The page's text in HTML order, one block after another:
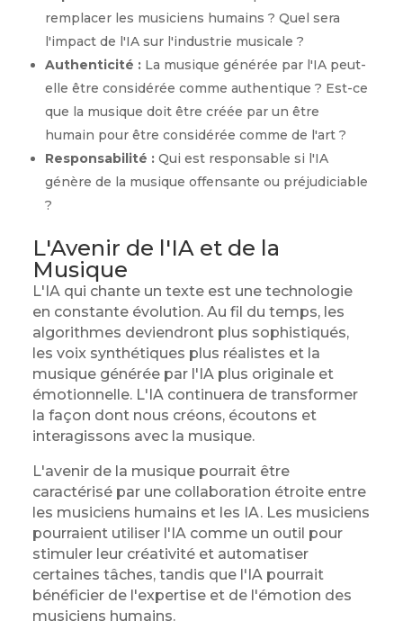
remplacer les musiciens humains ? Quel sera
l'impact de l'IA sur l'industrie musicale ?
Authenticité :La musique générée par l'IA peut-
elle être considérée comme authentique ? Est-ce
que la musique doit être créée par un être
humain pour être considérée comme de l'art ?
Responsabilité :Qui est responsable si l'IA
génère de la musique offensante ou préjudiciable
?
L'Avenir de l'IA et de la
Musique
L'IA qui chante un texte est une technologie
en constante évolution. Au fil du temps, les
algorithmes deviendront plus sophistiqués,
les voix synthétiques plus réalistes et la
musique générée par l'IA plus originale et
émotionnelle. L'IA continuera de transformer
la façon dont nous créons, écoutons et
interagissons avec la musique.
L'avenir de la musique pourrait être
caractérisé par une collaboration étroite entre
les musiciens humains et les IA. Les musiciens
pourraient utiliser l'IA comme un outil pour
stimuler leur créativité et automatiser
certaines tâches, tandis que l'IA pourrait
bénéficier de l'expertise et de l'émotion des
musiciens humains.